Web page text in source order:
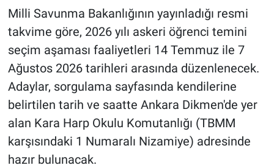
Milli Savunma Bakanlığının yayınladığı resmi
takvime göre, 2026 yılı askeri öğrenci temini
seçim aşaması faaliyetleri 14 Temmuz ile 7
Ağustos 2026 tarihleri arasında düzenlenecek.
Adaylar, sorgulama sayfasında kendilerine
belirtilen tarih ve saatte Ankara Dikmen'de yer
alan Kara Harp Okulu Komutanlığı (TBMM
karşısındaki 1 Numaralı Nizamiye) adresinde
hazır bulunacak.